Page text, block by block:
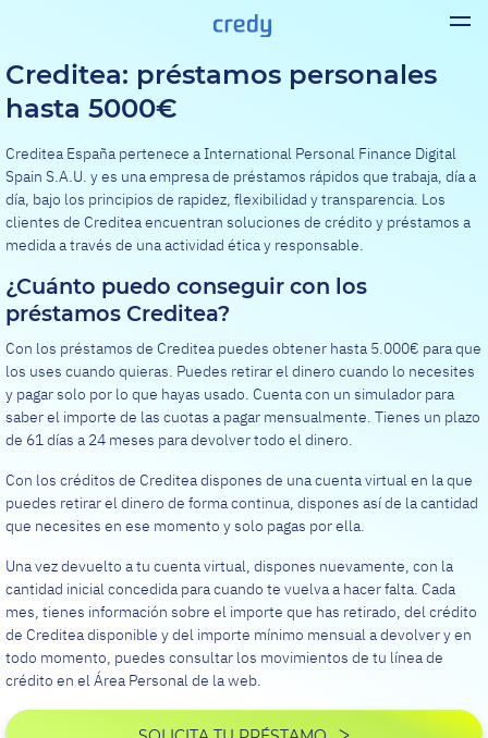
Creditea: préstamos personales
hasta 5000€
Creditea España pertenece a International Personal Finance Digital
Spain S.A.U. y es una empresa de préstamos rápidos que trabaja, día a
día, bajo los principios de rapidez, flexibilidad y transparencia. Los
clientes de Creditea encuentran soluciones de crédito y préstamos a
medida a través de una actividad ética y responsable.
¿Cuánto puedo conseguir con los
préstamos Creditea?
Con los préstamos de Creditea puedes obtener hasta 5.000€ para que
los uses cuando quieras. Puedes retirar el dinero cuando lo necesites
y pagar solo por lo que hayas usado. Cuenta con un simulador para
saber el importe de las cuotas a pagar mensualmente. Tienes un plazo
de 61 días a 24 meses para devolver todo el dinero.
Con los créditos de Creditea dispones de una cuenta virtual en la que
puedes retirar el dinero de forma continua, dispones así de la cantidad
que necesites en ese momento y solo pagas por ella.
Una vez devuelto a tu cuenta virtual, dispones nuevamente, con la
cantidad inicial concedida para cuando te vuelva a hacer falta. Cada
mes, tienes información sobre el importe que has retirado, del crédito
de Creditea disponible y del importe mínimo mensual a devolver y en
todo momento, puedes consultar los movimientos de tu línea de
crédito en el Área Personal de la web.